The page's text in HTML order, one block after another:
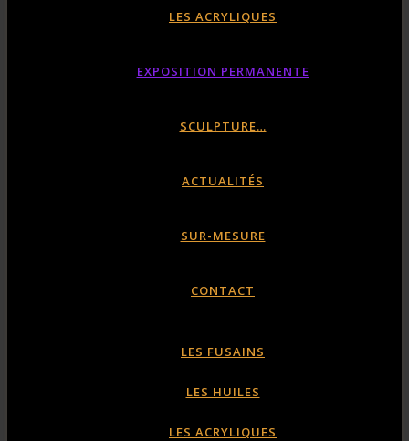
LES ACRYLIQUES
EXPOSITION PERMANENTE
SCULPTURE…
ACTUALITÉS
SUR-MESURE
CONTACT
LES FUSAINS
LES HUILES
LES ACRYLIQUES